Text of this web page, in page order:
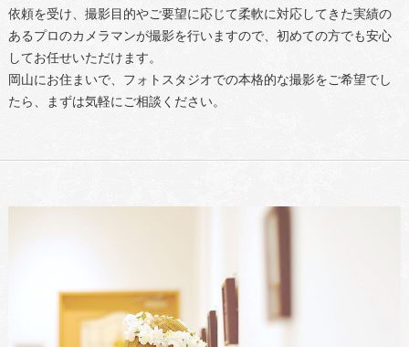
依頼を受け、撮影目的やご要望に応じて柔軟に対応してきた実績の
あるプロのカメラマンが撮影を行いますので、初めての方でも安心
してお任せいただけます。
岡山にお住まいで、フォトスタジオでの本格的な撮影をご希望でし
たら、まずは気軽にご相談ください。